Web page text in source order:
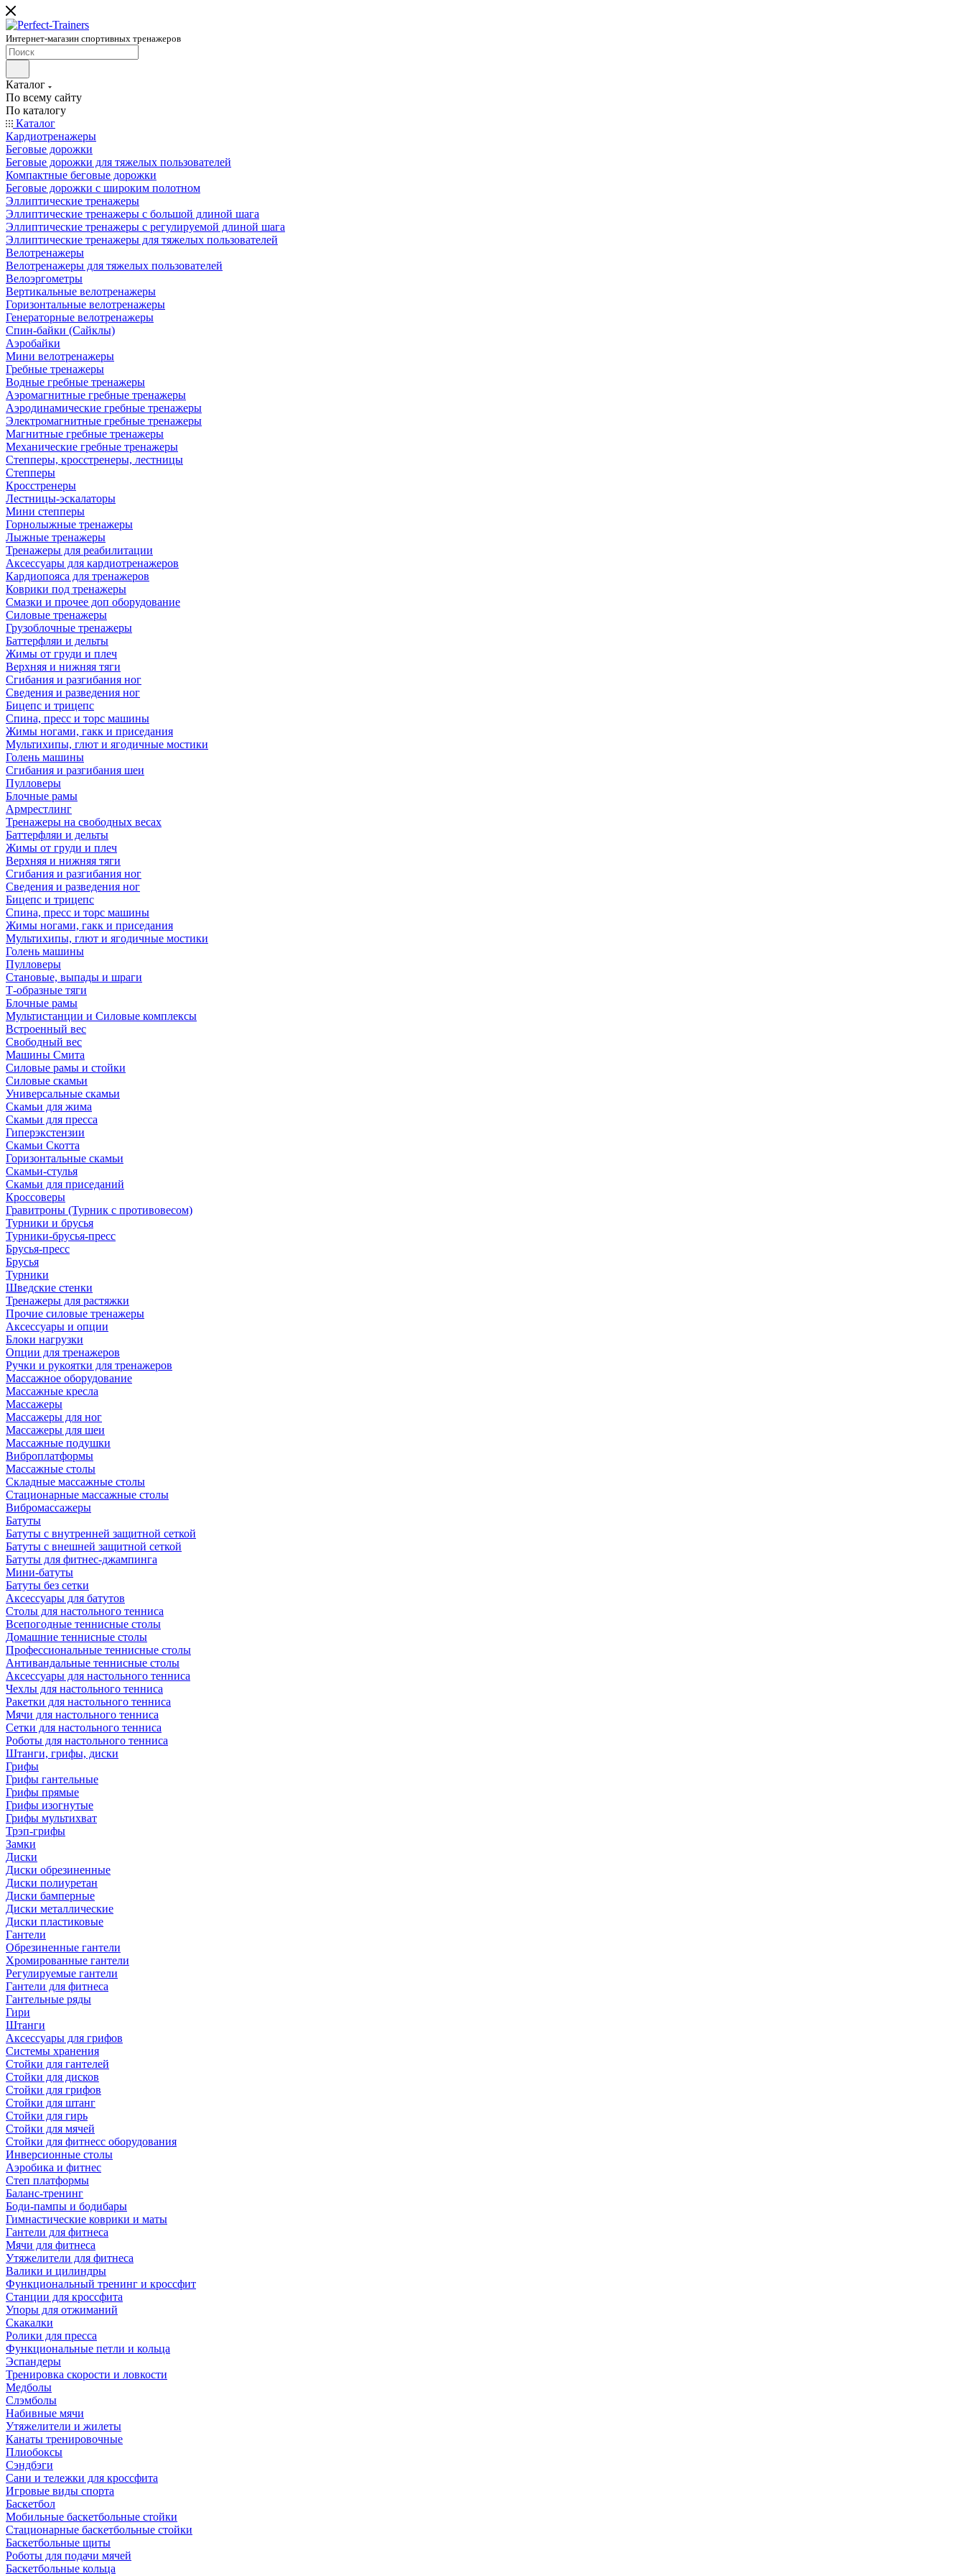
Интернет-магазин спортивных тренажеров
Каталог
По всему сайту
По каталогу
Каталог
Кардиотренажеры
Беговые дорожки
Беговые дорожки для тяжелых пользователей
Компактные беговые дорожки
Беговые дорожки с широким полотном
Эллиптические тренажеры
Эллиптические тренажеры с большой длиной шага
Эллиптические тренажеры с регулируемой длиной шага
Эллиптические тренажеры для тяжелых пользователей
Велотренажеры
Велотренажеры для тяжелых пользователей
Велоэргометры
Вертикальные велотренажеры
Горизонтальные велотренажеры
Генераторные велотренажеры
Спин-байки (Сайклы)
Аэробайки
Мини велотренажеры
Гребные тренажеры
Водные гребные тренажеры
Аэромагнитные гребные тренажеры
Аэродинамические гребные тренажеры
Электромагнитные гребные тренажеры
Магнитные гребные тренажеры
Механические гребные тренажеры
Степперы, кросстренеры, лестницы
Степперы
Кросстренеры
Лестницы-эскалаторы
Мини степперы
Горнолыжные тренажеры
Лыжные тренажеры
Тренажеры для реабилитации
Аксессуары для кардиотренажеров
Кардиопояса для тренажеров
Коврики под тренажеры
Смазки и прочее доп оборудование
Силовые тренажеры
Грузоблочные тренажеры
Баттерфляи и дельты
Жимы от груди и плеч
Верхняя и нижняя тяги
Сгибания и разгибания ног
Сведения и разведения ног
Бицепс и трицепс
Спина, пресс и торс машины
Жимы ногами, гакк и приседания
Мультихипы, глют и ягодичные мостики
Голень машины
Сгибания и разгибания шеи
Пулловеры
Блочные рамы
Армрестлинг
Тренажеры на свободных весах
Баттерфляи и дельты
Жимы от груди и плеч
Верхняя и нижняя тяги
Сгибания и разгибания ног
Сведения и разведения ног
Бицепс и трицепс
Спина, пресс и торс машины
Жимы ногами, гакк и приседания
Мультихипы, глют и ягодичные мостики
Голень машины
Пулловеры
Становые, выпады и шраги
Т-образные тяги
Блочные рамы
Мультистанции и Силовые комплексы
Встроенный вес
Свободный вес
Машины Смита
Силовые рамы и стойки
Силовые скамьи
Универсальные скамьи
Скамьи для жима
Скамьи для пресса
Гиперэкстензии
Скамьи Скотта
Горизонтальные скамьи
Скамьи-стулья
Скамьи для приседаний
Кроссоверы
Гравитроны (Турник с противовесом)
Турники и брусья
Турники-брусья-пресс
Брусья-пресс
Брусья
Турники
Шведские стенки
Тренажеры для растяжки
Прочие силовые тренажеры
Аксессуары и опции
Блоки нагрузки
Опции для тренажеров
Ручки и рукоятки для тренажеров
Массажное оборудование
Массажные кресла
Массажеры
Массажеры для ног
Массажеры для шеи
Массажные подушки
Виброплатформы
Массажные столы
Складные массажные столы
Стационарные массажные столы
Вибромассажеры
Батуты
Батуты с внутренней защитной сеткой
Батуты с внешней защитной сеткой
Батуты для фитнес-джампинга
Мини-батуты
Батуты без сетки
Аксессуары для батутов
Столы для настольного тенниса
Всепогодные теннисные столы
Домашние теннисные столы
Профессиональные теннисные столы
Антивандальные теннисные столы
Аксессуары для настольного тенниса
Чехлы для настольного тенниса
Ракетки для настольного тенниса
Мячи для настольного тенниса
Сетки для настольного тенниса
Роботы для настольного тенниса
Штанги, грифы, диски
Грифы
Грифы гантельные
Грифы прямые
Грифы изогнутые
Грифы мультихват
Трэп-грифы
Замки
Диски
Диски обрезиненные
Диски полиуретан
Диски бамперные
Диски металлические
Диски пластиковые
Гантели
Обрезиненные гантели
Хромированные гантели
Регулируемые гантели
Гантели для фитнеса
Гантельные ряды
Гири
Штанги
Аксессуары для грифов
Системы хранения
Стойки для гантелей
Стойки для дисков
Стойки для грифов
Стойки для штанг
Стойки для гирь
Стойки для мячей
Стойки для фитнесс оборудования
Инверсионные столы
Аэробика и фитнес
Степ платформы
Баланс-тренинг
Боди-пампы и бодибары
Гимнастические коврики и маты
Гантели для фитнеса
Мячи для фитнеса
Утяжелители для фитнеса
Валики и цилиндры
Функциональный тренинг и кроссфит
Станции для кроссфита
Упоры для отжиманий
Скакалки
Ролики для пресса
Функциональные петли и кольца
Эспандеры
Тренировка скорости и ловкости
Медболы
Слэмболы
Набивные мячи
Утяжелители и жилеты
Канаты тренировочные
Плиобоксы
Сэндбэги
Сани и тележки для кроссфита
Игровые виды спорта
Баскетбол
Мобильные баскетбольные стойки
Стационарные баскетбольные стойки
Баскетбольные щиты
Роботы для подачи мячей
Баскетбольные кольца